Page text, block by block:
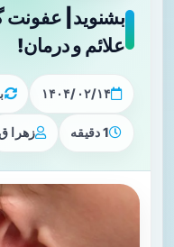
بشنوید| عفونت
علائم و درمان!
۱۴۰۴/۰۲/۱۴
1 دقیقه زهرا